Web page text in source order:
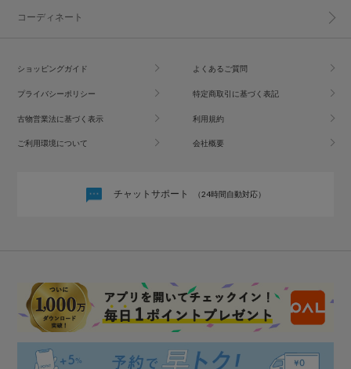
コーディネート
ショッピングガイド よくあるご質問
プライバシーポリシー 特定商取引に基づく表記
古物営業法に基づく表示 利用規約
ご利用環境について 会社概要
チャットサポート （24時間自動対応）